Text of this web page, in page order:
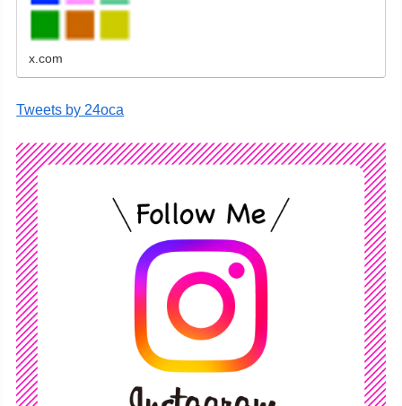
x.com
Tweets by 24oca